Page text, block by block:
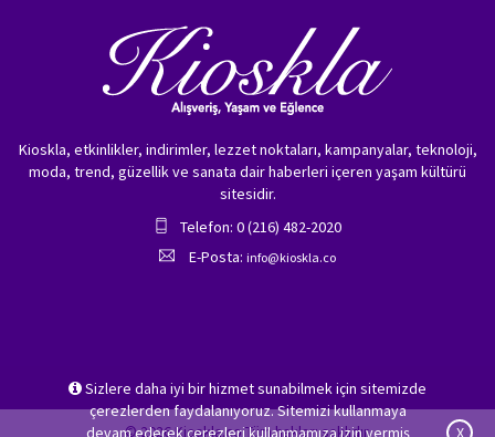
Sizlere daha iyi bir hizmet sunabilmek için sitemizde
çerezlerden faydalanıyoruz. Sitemizi kullanmaya
devam ederek çerezleri kullanmamıza izin vermiş
X
Kioskla, etkinlikler, indirimler, lezzet noktaları, kampanyalar, teknoloji,
moda, trend, güzellik ve sanata dair haberleri içeren yaşam kültürü
sitesidir.
Telefon: 0 (216) 482-2020
E-Posta: info@kioskla.co
© 2026 Kioskla.co Tüm hakları saklıdır.